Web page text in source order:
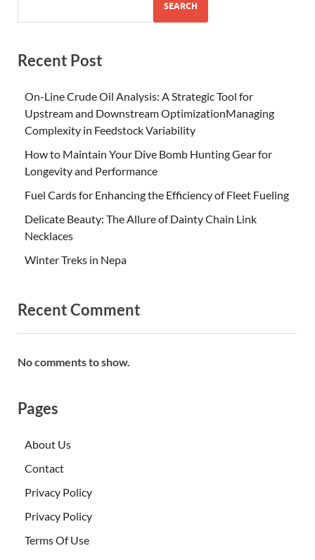
SEARCH
Recent Post
On-Line Crude Oil Analysis: A Strategic Tool for
Upstream and Downstream OptimizationManaging
Complexity in Feedstock Variability
How to Maintain Your Dive Bomb Hunting Gear for
Longevity and Performance
Fuel Cards for Enhancing the Efficiency of Fleet Fueling
Delicate Beauty: The Allure of Dainty Chain Link
Necklaces
Winter Treks in Nepa
Recent Comment
No comments to show.
Pages
About Us
Contact
Privacy Policy
Privacy Policy
Terms Of Use